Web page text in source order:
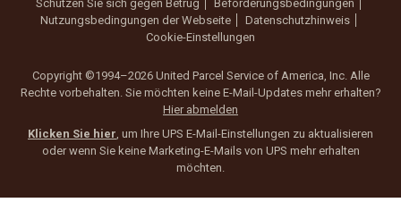
Schützen Sie sich gegen Betrug
Beförderungsbedingungen
Nutzungsbedingungen der Webseite
Datenschutzhinweis
Cookie-Einstellungen
Copyright ©1994–2026 United Parcel Service of America, Inc. Alle
Rechte vorbehalten. Sie möchten keine E-Mail-Updates mehr erhalten?
Hier abmelden
Klicken Sie hier , um Ihre UPS E-Mail-Einstellungen zu aktualisieren
oder wenn Sie keine Marketing-E-Mails von UPS mehr erhalten
möchten.